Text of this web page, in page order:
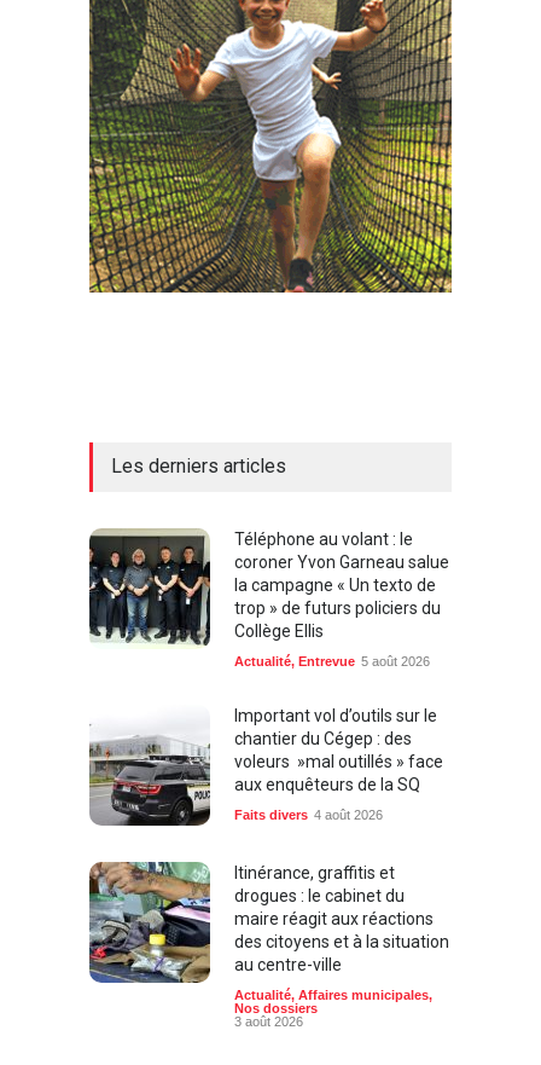
Les derniers articles
Téléphone au volant : le
coroner Yvon Garneau salue
la campagne « Un texto de
trop » de futurs policiers du
Collège Ellis
Actualité, Entrevue 5 août 2026
Important vol d’outils sur le
chantier du Cégep : des
voleurs »mal outillés » face
aux enquêteurs de la SQ
Faits divers 4 août 2026
Itinérance, graffitis et
drogues : le cabinet du
maire réagit aux réactions
des citoyens et à la situation
au centre-ville
Actualité, Affaires municipales,
Nos dossiers
3 août 2026